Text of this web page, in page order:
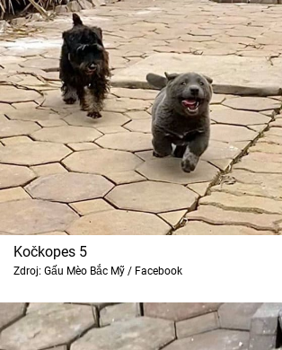
Kočkopes 5
Zdroj: Gấu Mèo Bắc Mỹ / Facebook